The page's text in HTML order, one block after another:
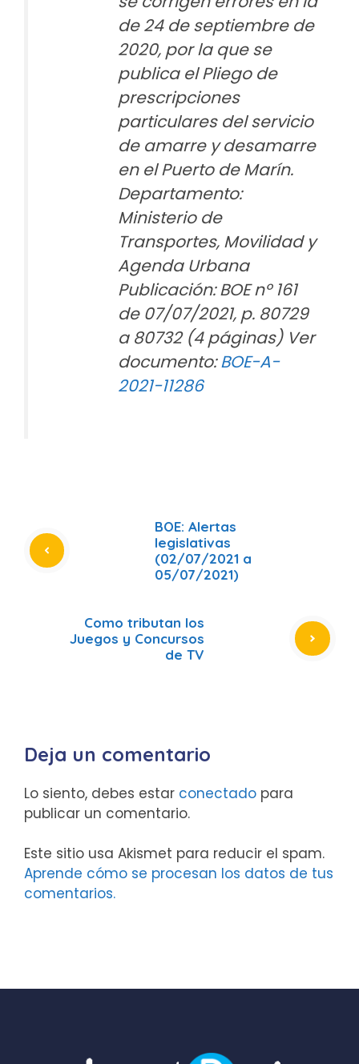
de 24 de septiembre de
2020, por la que se
publica el Pliego de
prescripciones
particulares del servicio
de amarre y desamarre
en el Puerto de Marín.
Departamento:
Ministerio de
Transportes, Movilidad y
Agenda Urbana
Publicación: BOE nº 161
de 07/07/2021, p. 80729
a 80732 (4 páginas) Ver
documento:BOE-A-
2021-11286
BOE: Alertas
legislativas
(02/07/2021 a
05/07/2021)
Como tributan los
Juegos y Concursos
de TV
Deja un comentario
Lo siento, debes estar conectado para
publicar un comentario.
Este sitio usa Akismet para reducir el spam.
Aprende cómo se procesan los datos de tus
comentarios.